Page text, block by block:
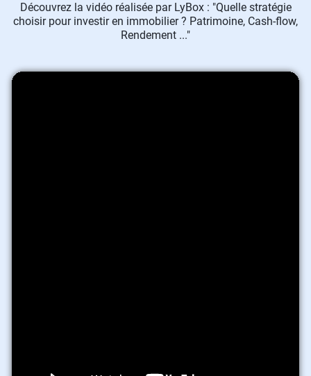
Découvrez la vidéo réalisée par LyBox : "Quelle stratégie
choisir pour investir en immobilier ? Patrimoine, Cash-flow,
Rendement ..."